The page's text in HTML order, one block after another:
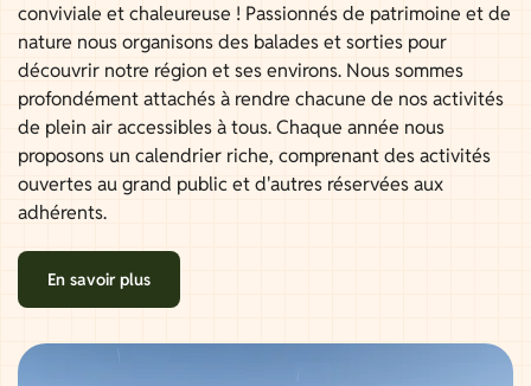
conviviale et chaleureuse ! Passionnés de patrimoine et de
nature nous organisons des balades et sorties pour
découvrir notre région et ses environs. Nous sommes
profondément attachés à rendre chacune de nos activités
de plein air accessibles à tous. Chaque année nous
proposons un calendrier riche, comprenant des activités
ouvertes au grand public et d'autres réservées aux
adhérents.
En savoir plus